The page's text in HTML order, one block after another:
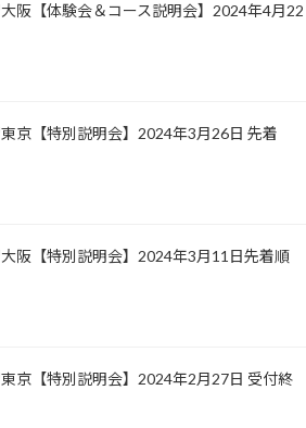
阪【体験会＆コース説明会】2024年4月22
京【特別説明会】2024年3月26日 先着
阪【特別説明会】2024年3月11日先着順
京【特別説明会】2024年2月27日 受付終